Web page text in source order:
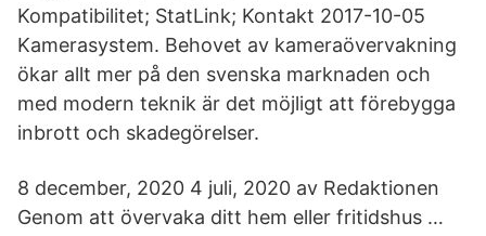
Kompatibilitet; StatLink; Kontakt 2017-10-05
Kamerasystem. Behovet av kameraövervakning
ökar allt mer på den svenska marknaden och
med modern teknik är det möjligt att förebygga
inbrott och skadegörelser.
8 december, 2020 4 juli, 2020 av Redaktionen
Genom att övervaka ditt hem eller fritidshus …